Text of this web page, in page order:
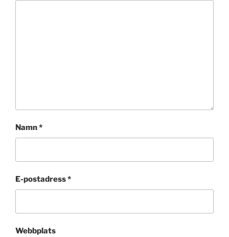
Namn*
E-postadress*
Webbplats